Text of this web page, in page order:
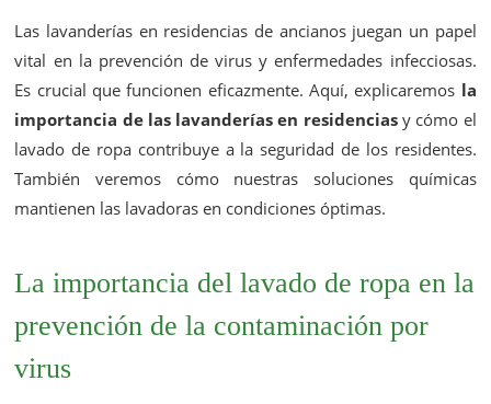
Las lavanderías en residencias de ancianos juegan un papel
vital en la prevención de virus y enfermedades infecciosas.
Es crucial que funcionen eficazmente. Aquí, explicaremos la
importancia de las lavanderías en residenciasy cómo el
lavado de ropa contribuye a la seguridad de los residentes.
También veremos cómo nuestras soluciones químicas
mantienen las lavadoras en condiciones óptimas.
La importancia del lavado de ropa en la
prevención de la contaminación por
virus